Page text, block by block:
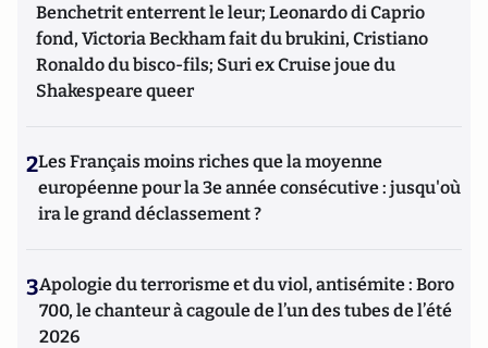
Benchetrit enterrent le leur; Leonardo di Caprio
fond, Victoria Beckham fait du brukini, Cristiano
Ronaldo du bisco-fils; Suri ex Cruise joue du
Shakespeare queer
2Les Français moins riches que la moyenne
européenne pour la 3e année consécutive : jusqu'où
ira le grand déclassement ?
3Apologie du terrorisme et du viol, antisémite : Boro
700, le chanteur à cagoule de l’un des tubes de l’été
2026